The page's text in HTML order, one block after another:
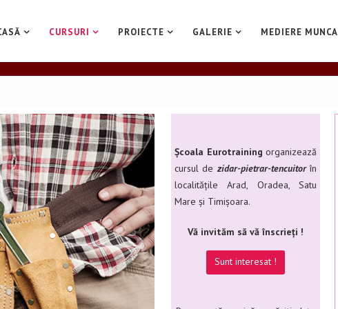
CURSURI PROIECTE GALERIE MEDIERE MUNCA
Școala Eurotraining organizează
cursul de zidar-pietrar-tencuitorîn
localitățile Arad, Oradea, Satu
Mare și Timișoara.
Vă invităm să vă înscrieți !
Sunt interesat !